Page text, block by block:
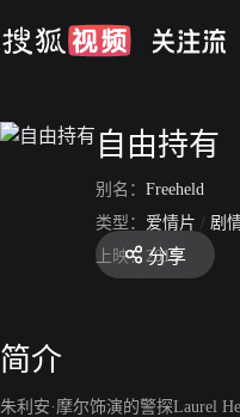
自由持有
别名： Freeheld
类型： 爱情片 / 剧
上映： 2015
分享
简介
朱利安·摩尔饰演的警探Laurel